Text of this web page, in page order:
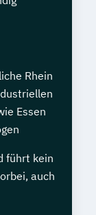
Rhein
Essen
führt kein
auch